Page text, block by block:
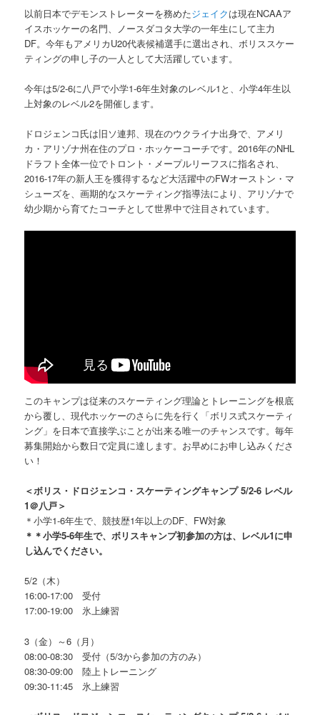
以前日本でデモンストレーターを務めたジェイクは現在NCAAア
イスホッケーの名門、ノースダコタ大学の一年生にして主力
DF。今年もアメリカU20代表候補選手に選出され、ボリススケー
ティングの申し子の一人として大活躍しています。
今年は5/2-6に八戸で小学1-6年生対象のレベル1と、小学4年生以
上対象のレベル2を開催します。
ドロジェンコ氏は旧ソ連邦、現在のウクライナ出身で、アメリ
カ・アリゾナ州在住のプロ・ホッケーコーチです。2016年のNHL
ドラフト全体一位でトロント・メープルリーフスに指名され、
2016-17年の新人王を獲得するなど大活躍中のFWオーストン・マ
シューズを、画期的なスケーティング指導法により、アリゾナで
幼少期から育てたコーチとして世界中で注目されています。
このキャンプは従来のスケーティング理論とトレーニングを根底
から覆し、現代ホッケーのさらに先を行く「ボリス式スケーティ
ング」を日本で直接学ぶことが出来る唯一のチャンスです。毎年
募集開始から数日で定員に達します。お早めにお申し込みくださ
い！
＜ボリス・ドロジェンコ・スケーティングキャンプ 5/2-6 レベル
1＠八戸＞
＊小学1-6年生で、競技歴1年以上のDF、FW対象
＊＊小学5-6年生で、ボリスキャンプ初参加の方は、レベル1に申
し込んでください。
5/2（木）
16:00-17:00 受付
17:00-19:00 氷上練習
3（金）～6（月）
08:00-08:30 受付（5/3から参加の方のみ）
08:30-09:00 陸上トレーニング
09:30-11:45 氷上練習